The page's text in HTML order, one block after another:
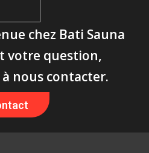
chez Bati Sauna
votre question,
à nous contacter.